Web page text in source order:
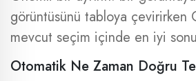
görüntüsünü tabloya çevirirken
mevcut seçim içinde en iyi
Otomatik Ne Zaman Doğru